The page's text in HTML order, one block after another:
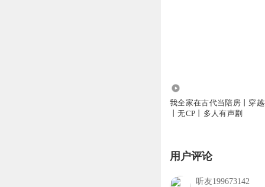
我全家在古代当陪房丨穿
丨无CP丨多人有声剧
用户评论
听友199673142